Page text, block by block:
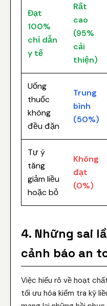
Đạt
100%
chỉ dẫn
y tế
Rất
cao
(95%
cải
thiện)
Uống
thuốc
không
đều đặn
Trung
bình
(50%)
Tự ý
tăng
giảm liều
hoặc bỏ
Không
đạt
(0%)
4. Những sai
cảnh báo an
Việc hiểu rõ về hoạt
tối ưu hóa kiểm tra kỹ